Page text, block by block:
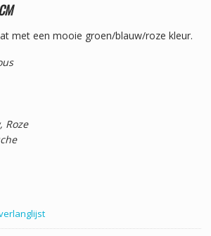
met een mooie groen/blauw/roze kleur.
Roze